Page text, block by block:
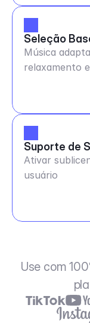
Seleção
Música
relaxamento
Suporte de
Ativar
usuário
Use com